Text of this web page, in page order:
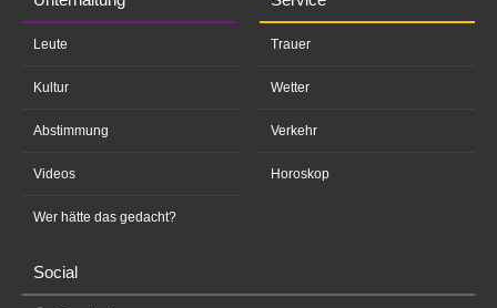
Leute
Kultur
Abstimmung
Videos
Wer hätte das gedacht?
Trauer
Wetter
Verkehr
Horoskop
Social